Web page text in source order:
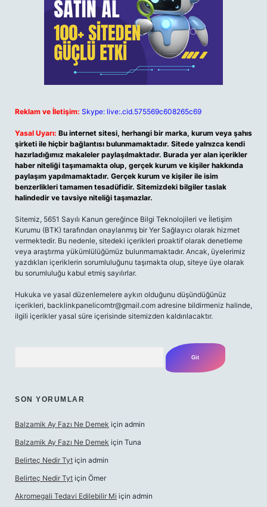
Reklam ve İletişim: Skype: live:.cid.575569c608265c69
Yasal Uyarı: Bu internet sitesi, herhangi bir marka, kurum veya şahıs
şirketi ile hiçbir bağlantısı bulunmamaktadır. Sitede yalnızca kendi
hazırladığımız makaleler paylaşılmaktadır. Burada yer alan içerikler
haber niteliği taşımamakta olup, gerçek kurum ve kişiler hakkında
paylaşım yapılmamaktadır. Gerçek kurum ve kişiler ile isim
benzerlikleri tamamen tesadüfidir. Sitemizdeki bilgiler taslak
halindedir ve tavsiye niteliği taşımazlar.
Sitemiz, 5651 Sayılı Kanun gereğince Bilgi Teknolojileri ve İletişim
Kurumu (BTK) tarafından onaylanmış bir Yer Sağlayıcı olarak hizmet
vermektedir. Bu nedenle, sitedeki içerikleri proaktif olarak denetleme
veya araştırma yükümlülüğümüz bulunmamaktadır. Ancak, üyelerimiz
yazdıkları içeriklerin sorumluluğunu taşımakta olup, siteye üye olarak
bu sorumluluğu kabul etmiş sayılırlar.
Hukuka ve yasal düzenlemelere aykırı olduğunu düşündüğünüz
içerikleri, backlinkpanelicomtr@gmail.com adresine bildirmeniz halinde,
ilgili içerikler yasal süre içerisinde sitemizden kaldırılacaktır.
SON YORUMLAR
Balzamik Ay Fazı Ne Demek için admin
Balzamik Ay Fazı Ne Demek için Tuna
Belirteç Nedir Tyt için admin
Belirteç Nedir Tyt için Ömer
Akromegali Tedavi Edilebilir Mi için admin